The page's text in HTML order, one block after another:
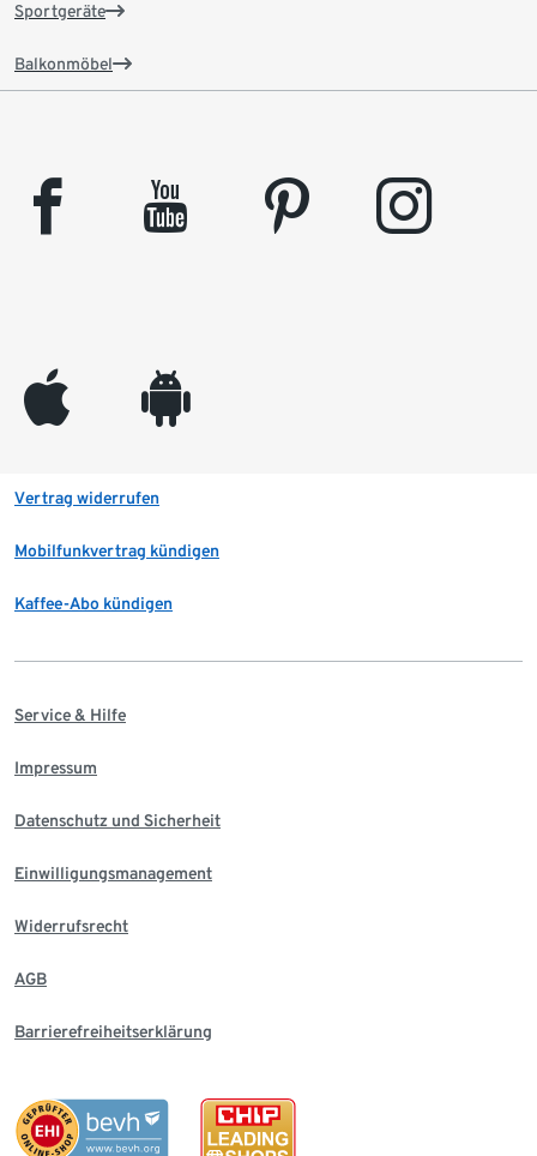
Sportgeräte
Balkonmöbel
facebook youtube pinterest instagram
appleinc android
Vertrag widerrufen
Mobilfunkvertrag kündigen
Kaffee-Abo kündigen
Service & Hilfe
Impressum
Datenschutz und Sicherheit
Einwilligungsmanagement
Widerrufsrecht
AGB
Barrierefreiheitserklärung